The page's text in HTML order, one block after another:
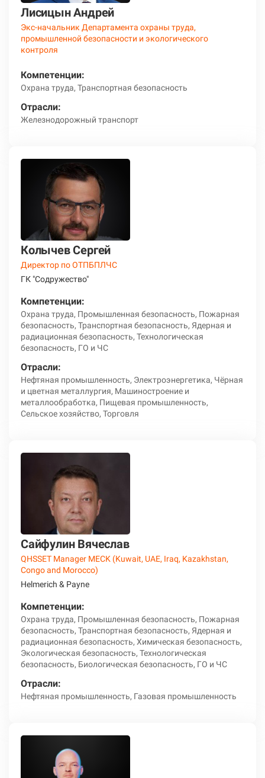
Лисицын Андрей
Экс-начальник Департамента охраны труда,
промышленной безопасности и экологического
контроля
Компетенции:
Охрана труда, Транспортная безопасность
Отрасли:
Железнодорожный транспорт
Колычев Сергей
Директор по ОТПБПЛЧС
ГК "Содружество"
Компетенции:
Охрана труда, Промышленная безопасность, Пожарная
безопасность, Транспортная безопасность, Ядерная и
радиационная безопасность, Технологическая
безопасность, ГО и ЧС
Отрасли:
Нефтяная промышленность, Электроэнергетика, Чёрная
и цветная металлургия, Машиностроение и
металлообработка, Пищевая промышленность,
Сельское хозяйство, Торговля
Сайфулин Вячеслав
QHSSET Manager MECK (Kuwait, UAE, Iraq, Kazakhstan,
Congo and Morocco)
Helmerich & Payne
Компетенции:
Охрана труда, Промышленная безопасность, Пожарная
безопасность, Транспортная безопасность, Ядерная и
радиационная безопасность, Химическая безопасность,
Экологическая безопасность, Технологическая
безопасность, Биологическая безопасность, ГО и ЧС
Отрасли:
Нефтяная промышленность, Газовая промышленность